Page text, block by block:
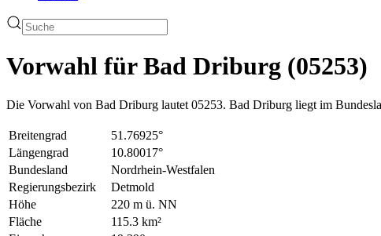
Vorwahl für Bad Driburg (05253)
Die Vorwahl von Bad Driburg lautet 05253. Bad Driburg liegt im
Breitengrad
51.76925°
Längengrad
10.80017°
Bundesland
Nordrhein-Westfalen
Regierungsbezirk
Detmold
Höhe
220 m ü. NN
Fläche
115.3 km²